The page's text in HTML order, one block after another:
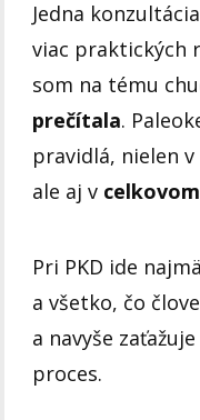
Jedna
viac praktických
som na tému
prečítala.
pravidlá, nielen
ale aj v
Pri PKD ide
a všetko, čo
a navyše
proces.